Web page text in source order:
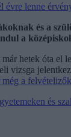
évre lenne
és a
a
hetek óta el
vizsga
a
és